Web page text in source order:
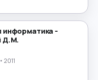
информатика -
Д.М.
• 2011